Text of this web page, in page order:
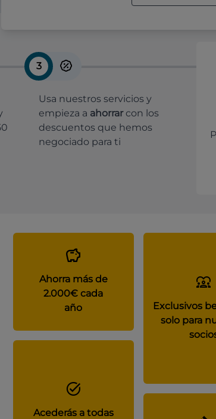
3
Usa nuestros servicios y
empieza a ahorrar con los
descuentos que hemos
negociado para ti
Ahorra más de
2.000€ cada
año
Exclusivos
solo para
Acederás a todas